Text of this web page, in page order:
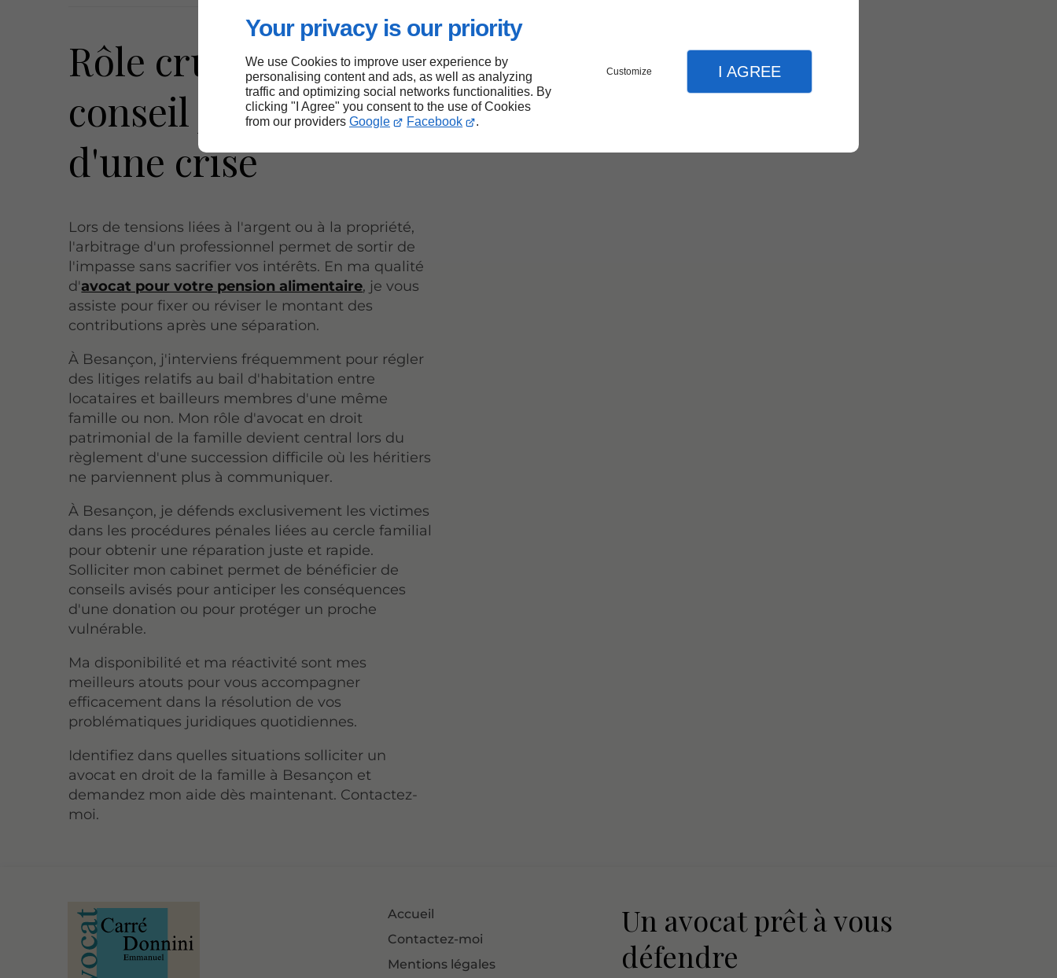
Your privacy is our priority
We use Cookies to improve user experience by
personalising content and ads, as well as analyzing
traffic and optimizing social networks functionalities. By
clicking "I Agree" you consent to the use of Cookies
from our providers Google Facebook .
Customize I AGREE
Rôle crucial du
conseil juridique lors
d'une crise
Lors de tensions liées à l'argent ou à la propriété,
l'arbitrage d'un professionnel permet de sortir de
l'impasse sans sacrifier vos intérêts. En ma qualité
d'avocat pour votre pension alimentaire, je vous
assiste pour fixer ou réviser le montant des
contributions après une séparation.
À Besançon, j'interviens fréquemment pour régler
des litiges relatifs au bail d'habitation entre
locataires et bailleurs membres d'une même
famille ou non. Mon rôle d'avocat en droit
patrimonial de la famille devient central lors du
règlement d'une succession difficile où les héritiers
ne parviennent plus à communiquer.
À Besançon, je défends exclusivement les victimes
dans les procédures pénales liées au cercle familial
pour obtenir une réparation juste et rapide.
Solliciter mon cabinet permet de bénéficier de
conseils avisés pour anticiper les conséquences
d'une donation ou pour protéger un proche
vulnérable.
Ma disponibilité et ma réactivité sont mes
meilleurs atouts pour vous accompagner
efficacement dans la résolution de vos
problématiques juridiques quotidiennes.
Identifiez dans quelles situations solliciter un
avocat en droit de la famille à Besançon et
demandez mon aide dès maintenant. Contactez-
moi.
Accueil
Contactez-moi
Mentions légales
Un avocat prêt à vous
défendre